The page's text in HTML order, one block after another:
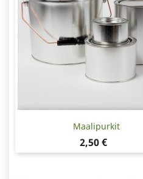
Maalipurkit
Hinta
2,50 €